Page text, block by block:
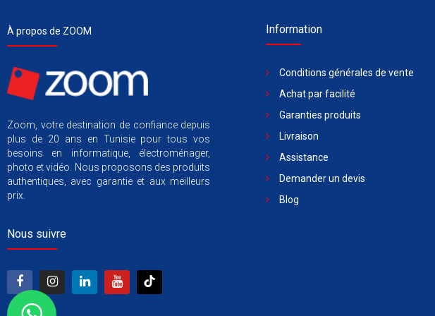
À propos de ZOOM
Zoom, votre destination de confiance depuis
plus de 20 ans en Tunisie pour tous vos
besoins en informatique, électroménager,
photo et vidéo. Nous proposons des produits
authentiques, avec garantie et aux meilleurs
prix.
Nous suivre
Information
Conditions générales de vente
Achat par facilité
Garanties produits
Livraison
Assistance
Demander un devis
Blog